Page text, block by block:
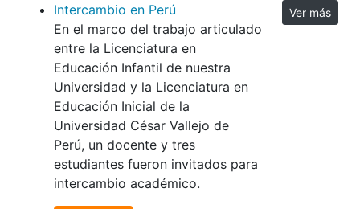
Intercambio en Perú
En el marco del trabajo articulado
entre la Licenciatura en
Educación Infantil de nuestra
Universidad y la Licenciatura en
Educación Inicial de la
Universidad César Vallejo de
Perú, un docente y tres
estudiantes fueron invitados para
intercambio académico.
Ver más